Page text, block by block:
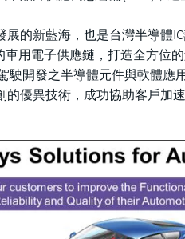
展的新藍海，也是台灣半導體
車用電子供應鏈，打造全方位
駛開發之半導體元件與軟體
的優異技術，成功協助客戶加